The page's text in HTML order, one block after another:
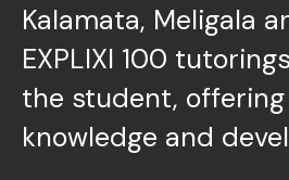
Kalamata, Meligala
EXPLIXI 100
the student,
knowledge and